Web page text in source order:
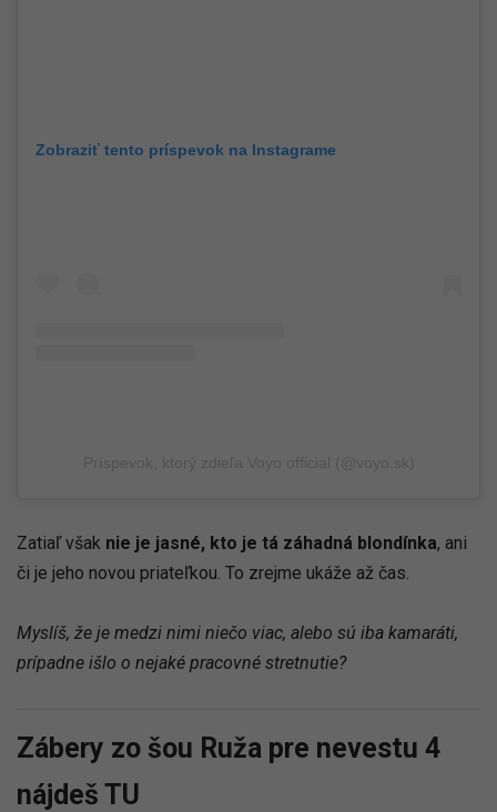
Zobraziť tento príspevok na Instagrame
Zatiaľ však nie je jasné, kto je tá záhadná blondínka, ani
či je jeho novou priateľkou. To zrejme ukáže až čas.
Myslíš, že je medzi nimi niečo viac, alebo sú iba kamaráti,
prípadne išlo o nejaké pracovné stretnutie?
Zábery zo šou Ruža pre nevestu 4
nájdeš TU